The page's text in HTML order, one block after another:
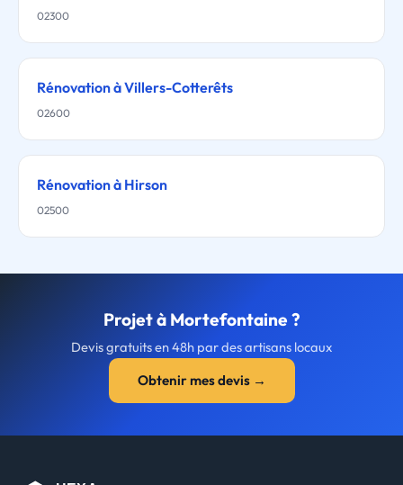
02300
Rénovation à Villers-Cotterêts
02600
Rénovation à Hirson
02500
Projet à Mortefontaine ?
Devis gratuits en 48h par des artisans locaux
Obtenir mes devis →